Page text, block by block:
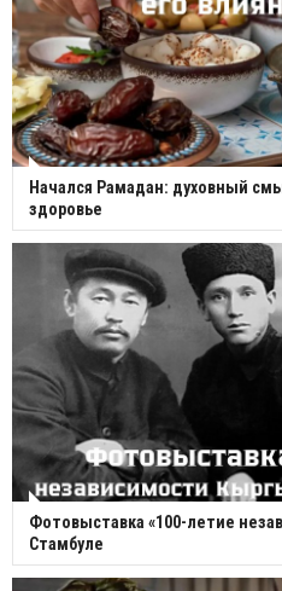
Начался Рамадан: духовный
здоровье
Фотовыставка «100-летие
Стамбуле